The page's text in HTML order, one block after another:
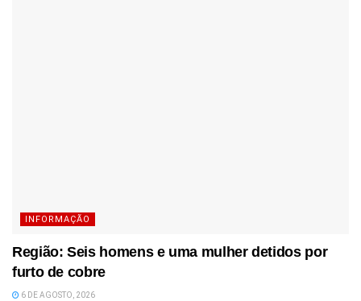
INFORMAÇÃO
Região: Seis homens e uma mulher detidos por
furto de cobre
6 DE AGOSTO, 2026